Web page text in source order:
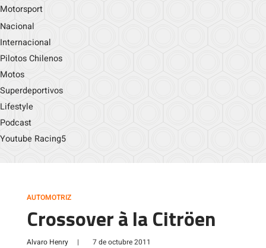
Motorsport
Nacional
Internacional
Pilotos Chilenos
Motos
Superdeportivos
Lifestyle
Podcast
Youtube Racing5
AUTOMOTRIZ
Crossover à la Citröen
Alvaro Henry | 7 de octubre 2011